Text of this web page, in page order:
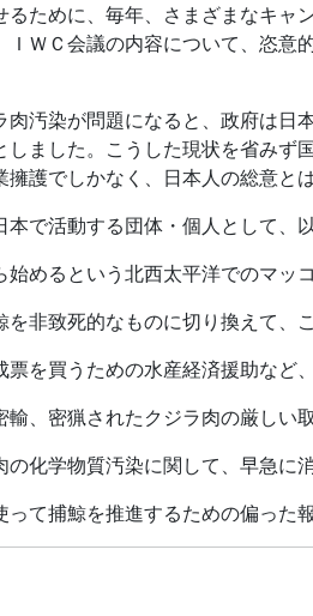
るために、毎年、さまざまなキャ
ＩＷＣ会議の内容について、恣意
肉汚染が問題になると、政府は日
しました。こうした現状を省みず
擁護でしかなく、日本人の総意と
本で活動する団体・個人として、
始めるという北西太平洋でのマッ
を非致死的なものに切り換えて、
票を買うための水産経済援助など
輸、密猟されたクジラ肉の厳しい
の化学物質汚染に関して、早急に
って捕鯨を推進するための偏った